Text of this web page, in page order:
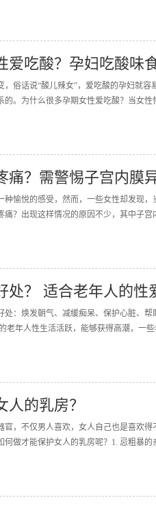
爱吃酸？孕妇吃酸味
俗话说“酸儿辣女”，爱吃酸的孕妇就
。为什么很多孕期女性爱吃酸？当女性
痛？需警惕子宫内膜
种愉悦的感受，然而，一些女性却发现
？出现这样情况的原因不少，其中子宫
处？ 适合老年人的性
处：焕发朝气、减缓痴呆、保护心脏、
老年人性生活活跃，能够获得高潮，一
的乳房？
官，不仅男人喜欢，女人自己也是喜欢
做才能保护女人的乳房呢？1. 忌粗暴的